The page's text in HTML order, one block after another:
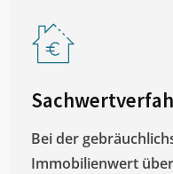
Bei der
Immobilienwert